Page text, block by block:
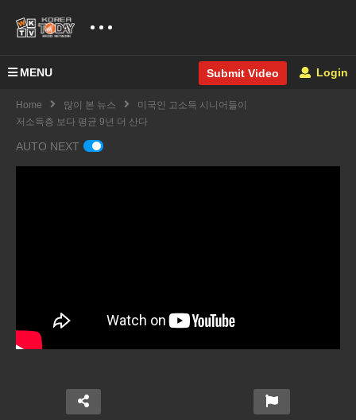
MENU Submit Video Login
Home 많이 본 뉴스
미국인 고소득 시니어들이
저소득층 보다 평균 9년 더 산다
AUTO NEXT